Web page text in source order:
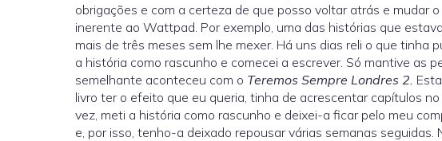
obrigações e com a certeza de que posso voltar atrás e mudar
inerente ao Wattpad. Por exemplo, uma das histórias que
mais de três meses sem lhe mexer. Há uns dias reli o que tinha
a história como rascunho e comecei a escrever. Só mantive as
semelhante aconteceu com o Teremos Sempre Londres 2.
livro ter o efeito que eu queria, tinha de acrescentar capítulos
vez, meti a história como rascunho e deixei-a ficar pelo meu
e, por isso, tenho-a deixado repousar várias semanas